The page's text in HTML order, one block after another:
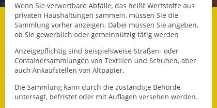
Was die Alten noch
wussten!
Wagner-Werkstatt
Informationsbroschüre
Lärmaktionsplan
Wenn Sie verwertbare Abfälle, das heißt Wertstoffe aus
privaten Haushaltungen sammeln, müssen Sie die
Sammlung vorher anzeigen. Dabei müssen Sie angeben,
ob Sie gewerblich oder gemeinnützig tätig werden
Anzeigepflichtig sind beispielsweise Straßen- oder
Containersammlungen von Textilien und Schuhen, aber
auch Ankaufstellen von Altpapier.
Die Sammlung kann durch die zuständige Behörde
untersagt, befristet oder mit Auflagen versehen werden.